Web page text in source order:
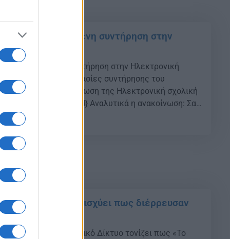
Προγραμματισμένη συντήρηση στην
τάξη
συντήρηση στην Ηλεκτρονική
διακοπή για εργασίες συντήρησης του
αναφέρει σε ανακοίνωση της Ηλεκτρονική σχολική
17 Νοεμβρίου. {ad} Αναλυτικά η ανακοίνωση: Σας
Τρίτη 17 Νοεμβρίου 2020 θα πραγματοποιηθεί
συντήρηση της κεντρικής υποδομής eclass.sch.gr. Οι
στις 8:45πμ και αναμένεται να ολοκληρωθούν
Δίκτυο: Δεν ισχύει πως διέρρευσαν
το Πανελλήνιο Σχολικό Δίκτυο τονίζει πως «Το